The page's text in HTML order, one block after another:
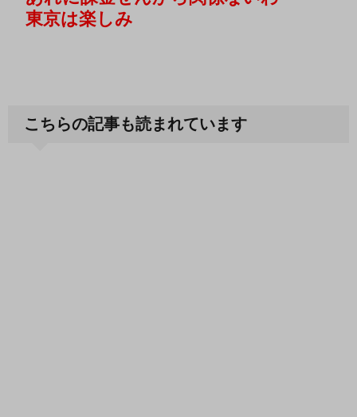
東京は楽しみ
こちらの記事も読まれています